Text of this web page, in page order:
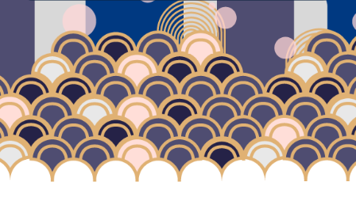
Demande de devis
Création logo sur mesure